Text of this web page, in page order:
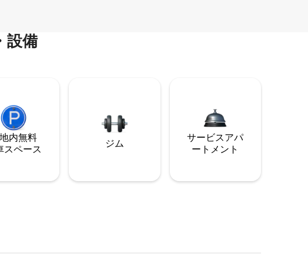
設備
内無料
ス⁠ペ⁠ー⁠ス
ジム
サービスアパ
ートメント